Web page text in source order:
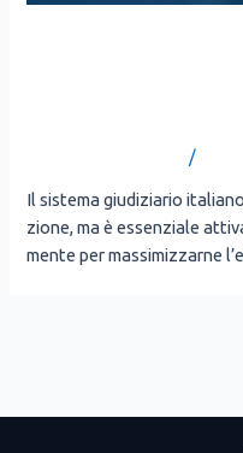
/
Il siste­ma giu­di­zia­rio
zio­ne, ma è essen­zia­le
men­te per mas­si­miz­zar­ne